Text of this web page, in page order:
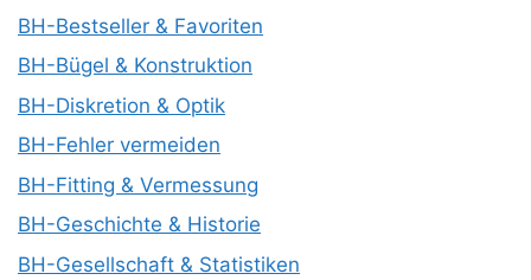
BH-Bestseller & Favoriten
BH-Bügel & Konstruktion
BH-Diskretion & Optik
BH-Fehler vermeiden
BH-Fitting & Vermessung
BH-Geschichte & Historie
BH-Gesellschaft & Statistiken